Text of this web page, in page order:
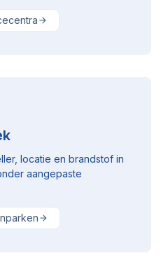
locatie en brandstof in
aangepaste